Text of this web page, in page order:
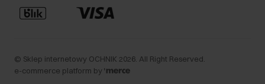
© Sklep internetowy OCHNIK 2026 . All Right Reserved.
e-commerce platform by